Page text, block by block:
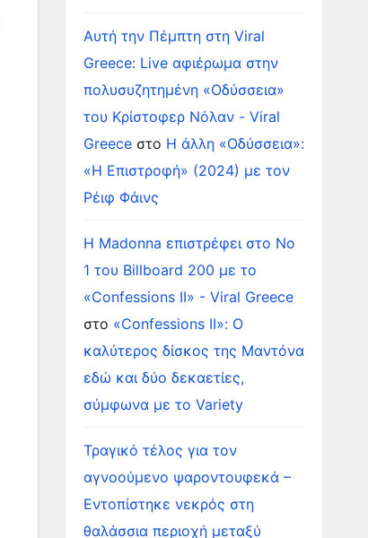
Αυτή την Πέμπτη στη Viral
Greece: Live αφιέρωμα στην
πολυσυζητημένη «Οδύσσεια»
του Κρίστοφερ Νόλαν - Viral
Greeceστο Η άλλη «Οδύσσεια»:
«Η Επιστροφή» (2024) με τον
Ρέιφ Φάινς
Η Madonna επιστρέφει στο Νο
1 του Billboard 200 με το
«Confessions II» - Viral Greece
στο «Confessions II»: Ο
καλύτερος δίσκος της Μαντόνα
εδώ και δύο δεκαετίες,
σύμφωνα με το Variety
Τραγικό τέλος για τον
αγνοούμενο ψαροντουφεκά –
Εντοπίστηκε νεκρός στη
θαλάσσια περιοχή μεταξύ